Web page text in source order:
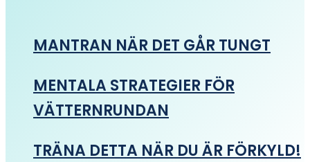
MANTRAN NÄR DET GÅR TUNGT
MENTALA STRATEGIER FÖR
VÄTTERNRUNDAN
TRÄNA DETTA NÄR DU ÄR FÖRKYLD!